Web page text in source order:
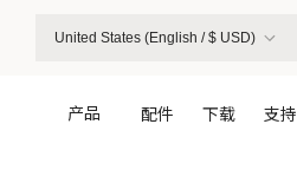
United States (English / $ USD)
产品 配件 下载 支持